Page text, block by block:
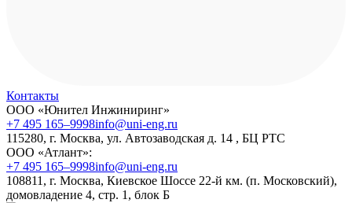
Контакты
ООО «Юнител Инжиниринг»
+7 495 165–9998info@uni-eng.ru
115280, г. Москва, ул. Автозаводская д. 14 , БЦ РТС
ООО «Атлант»:
+7 495 165–9998info@uni-eng.ru
108811, г. Москва, Киевское Шоссе 22-й км. (п. Московский),
домовладение 4, стр. 1, блок Б